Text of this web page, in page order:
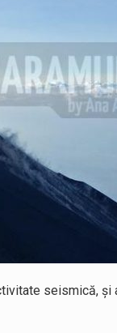
seismică, şi